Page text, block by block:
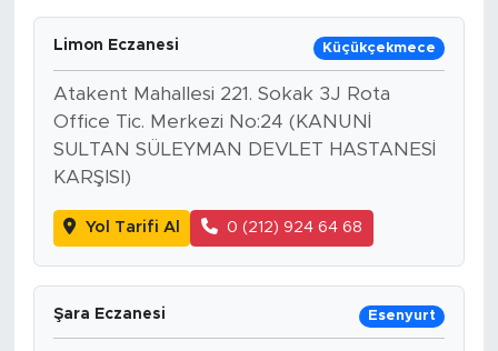
Limon Eczanesi Küçükçekmece
Atakent Mahallesi 221. Sokak 3J Rota
Office Tic. Merkezi No:24 (KANUNİ
SULTAN SÜLEYMAN DEVLET HASTANESİ
KARŞISI)
Yol Tarifi Al 0 (212) 924 64 68
Şara Eczanesi Esenyurt